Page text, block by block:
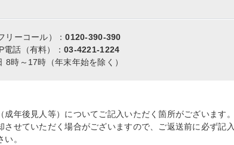
リーコール）：0120-390-390
電話（有料）：03-4221-1224
時～17時（年末年始を除く）
成年後見人等）についてご記入いただく箇所がございます。
せていただく場合がございますので、ご返送前に必ず記入
。